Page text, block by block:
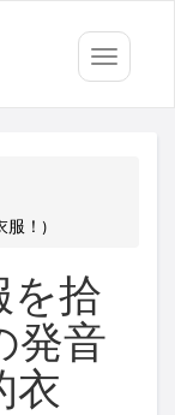
Toggle
服！)
を拾
発音
衣